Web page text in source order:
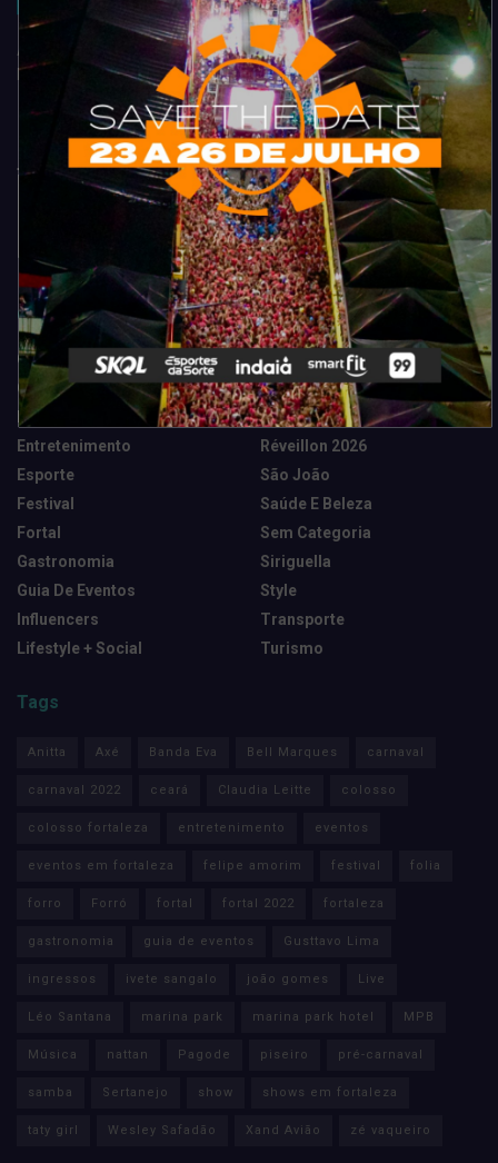
Acompanhe todas as novidades do entretenimento na região de
Fortaleza. Dicas, promoções, coberturas exclusivas e muito mais.
Categorias
Camarote Vip Junino
Cidade
Destaques
Entretenimento
Esporte
Festival
Fortal
Gastronomia
Guia De Eventos
Influencers
Lifestyle + Social
Marketing E Negócios
Música
News Tech
Réveillon 2026
São João
Saúde E Beleza
Sem Categoria
Siriguella
Style
Transporte
Turismo
Tags
Anitta Axé Banda Eva Bell Marques carnaval
carnaval 2022 ceará Claudia Leitte colosso
colosso fortaleza entretenimento eventos
eventos em fortaleza felipe amorim festival folia
forro Forró fortal fortal 2022 fortaleza
gastronomia guia de eventos Gusttavo Lima
ingressos ivete sangalo joão gomes Live
Léo Santana marina park marina park hotel MPB
Música nattan Pagode piseiro pré-carnaval
samba Sertanejo show shows em fortaleza
taty girl Wesley Safadão Xand Avião zé vaqueiro